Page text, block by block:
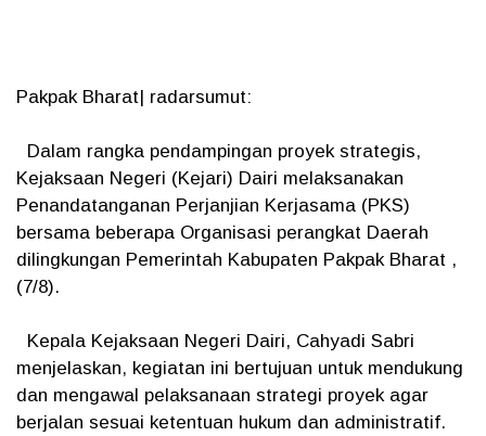
Pakpak Bharat| radarsumut:
Dalam rangka pendampingan proyek strategis,
Kejaksaan Negeri (Kejari) Dairi melaksanakan
Penandatanganan Perjanjian Kerjasama (PKS)
bersama beberapa Organisasi perangkat Daerah
dilingkungan Pemerintah Kabupaten Pakpak Bharat ,
(7/8).
Kepala Kejaksaan Negeri Dairi, Cahyadi Sabri
menjelaskan, kegiatan ini bertujuan untuk mendukung
dan mengawal pelaksanaan strategi proyek agar
berjalan sesuai ketentuan hukum dan administratif.